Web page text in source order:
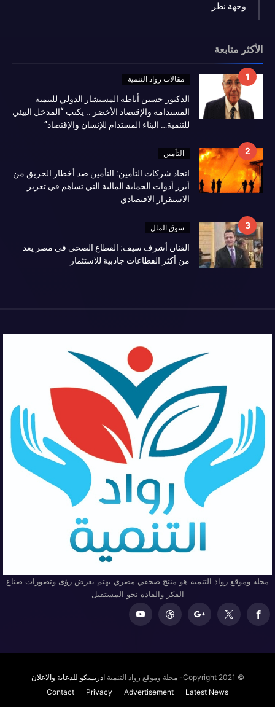
وجهة نظر
الأكثر متابعة
مقالات رواد التنمية
الدكتور حسين أباظة المستشار الدولي للتنمية
المستدامة والإقتصاد الأخضر .. يكتب “المدخل البيئي
للتنمية… البناء المستدام للإنسان والإقتصاد”
التأمين
اتحاد شركات التأمين: التأمين ضد أخطار الحريق من
أبرز أدوات الحماية المالية التي تساهم في تعزيز
الاستقرار الاقتصادي
سوق المال
الفنان أشرف سيف: القطاع الصحي في مصر يعد
من أكثر القطاعات جاذبية للاستثمار
مجلة وموقع رواد التنمية هو منتج صحفي مصري يهتم بعرض رؤى وتصورات صناع
الفكر والقادة نحو المستقبل
© Copyright 2021- مجلة وموقع رواد التنمية
ادريسكو للدعاية والاعلان
Latest News
Advertisement
Privacy
Contact